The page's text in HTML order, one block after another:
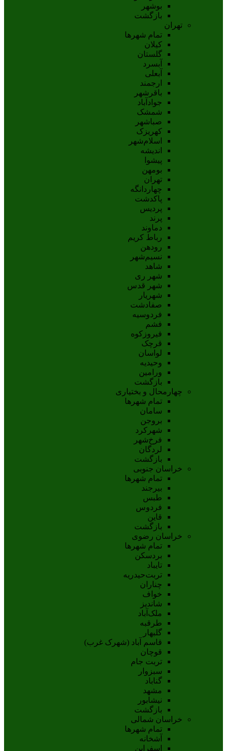
بوشهر
بازگشت
تهران
تمام شهر‌ها
کیلان
گلستان
آبسرد
آبعلی
ارجمند
باقرشهر
جوادآباد
شمشک
صباشهر
کهریزک
اسلام‌شهر
اندیشه
پيشوا
بومهن
تهران
چهاردانگه
پاکدشت
پردیس
پرند
دماوند
رباط کریم
رودهن
نسيم‌شهر
شاهد
شهر ری
شهر قدس
شهریار
صفادشت
فردوسیه
فشم
فیروزکوه
قرچک
لواسان
وحیدیه
ورامین
بازگشت
چهارمحال و بختیاری
تمام شهر‌ها
سامان
بروجن
شهرکرد
فرخ‌شهر
لردگان
بازگشت
خراسان جنوبی
تمام شهر‌ها
بيرجند
طبس
فردوس
قاين
بازگشت
خراسان رضوی
تمام شهر‌ها
بردسکن
تایباد
تربت‌حیدریه
چناران
خواف
شاندیز
ملک‌آباد
طرقبه
گلبهار
قاسم آباد (شهرک غرب)
قوچان
تربت جام
سبزوار
گناباد
مشهد
نيشابور
بازگشت
خراسان شمالی
تمام شهر‌ها
آشخانه
اسفراين